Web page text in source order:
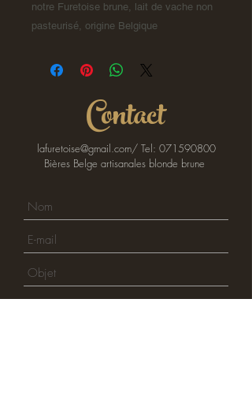
notre Furetoise brune, lait de vache non
pasteurisé, origine Belgique
Contact
lafuretoise@gmail.com/ Tel: 071590800
Bières Belge artisanales blonde brune